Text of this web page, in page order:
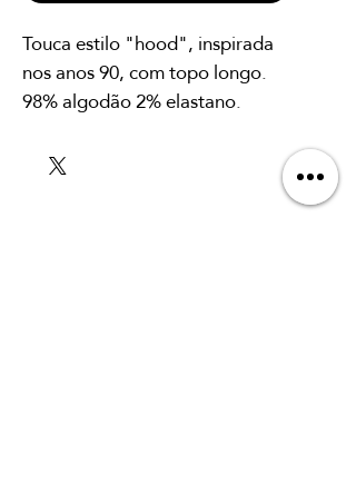
Touca estilo "hood", inspirada
nos anos 90, com topo longo.
98% algodão 2% elastano.